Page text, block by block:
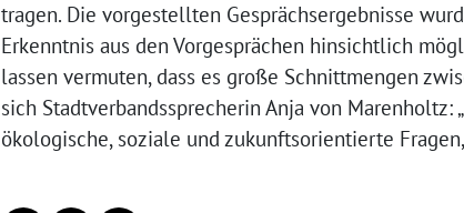
tragen. Die vorgestellten Gesprächsergebnisse
Erkenntnis aus den Vorgesprächen hinsichtlich
lassen vermuten, dass es große Schnittmengen
sich Stadtverbandssprecherin Anja von
ökologische, soziale und zukunftsorientierte